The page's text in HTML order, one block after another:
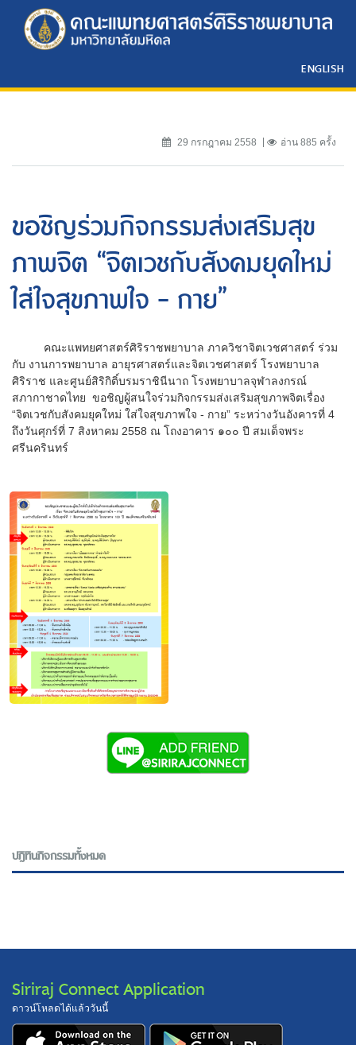
ENGLISH
29 กรกฎาคม 2558 อ่าน 885 ครั้ง
ขอชิญร่วมกิจกรรมส่งเสริมสุข
ภาพจิต “จิตเวชกับสังคมยุคใหม่
ใส่ใจสุขภาพใจ - กาย”
คณะแพทยศาสตร์ศิริราชพยาบาล ภาควิชาจิตเวชศาสตร์ ร่วม
กับ งานการพยาบาล อายุรศาสตร์และจิตเวชศาสตร์ โรงพยาบาล
ศิริราช และศูนย์สิริกิติ์บรมราชินีนาถ โรงพยาบาลจุฬาลงกรณ์
สภากาชาดไทย ขอชิญผู้สนใจร่วมกิจกรรมส่งเสริมสุขภาพจิตเรื่อง
“จิตเวชกับสังคมยุคใหม่ ใส่ใจสุขภาพใจ - กาย” ระหว่างวันอังคารที่ 4
ถึงวันศุกร์ที่ 7 สิงหาคม 2558 ณ โถงอาคาร ๑๐๐ ปี สมเด็จพระ
ศรีนครินทร์
ปฎิทินกิจกรรมทั้งหมด
Siriraj Connect Application
ดาวน์โหลดได้แล้ววันนี้